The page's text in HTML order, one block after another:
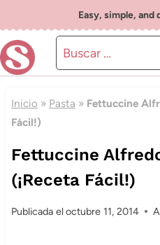
al
contenido
Easy, simple,
Buscar:
Inicio » Pasta » Fettuccine
Fácil!)
Fettuccine
(¡Receta Fácil!)
Publicada eloctubre 11, 2014